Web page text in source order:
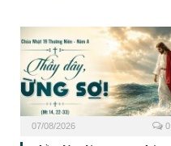
07/08/2026 0